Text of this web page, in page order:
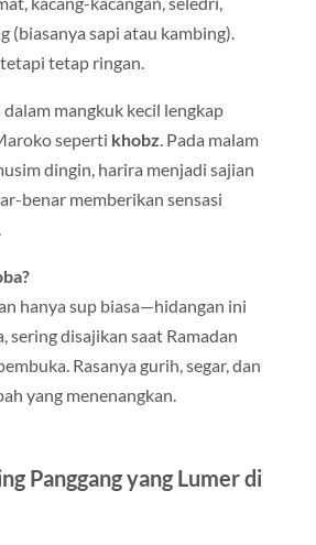
(biasanya sapi atau kambing).
tetap ringan.
mangkuk kecil lengkap
seperti khobz. Pada malam
dingin, harira menjadi sajian
benar memberikan sensasi
hanya sup biasa—hidangan ini
sering disajikan saat Ramadan
Rasanya gurih, segar, dan
yang menenangkan.
Panggang yang Lumer di